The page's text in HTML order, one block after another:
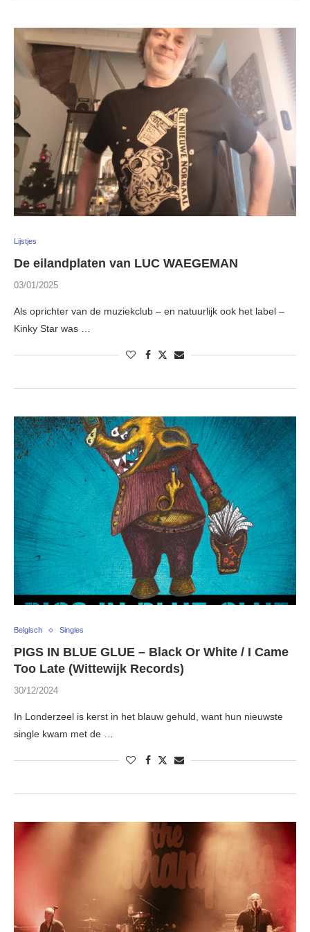
Lijstjes
De eilandplaten van LUC WAEGEMAN
03/01/2025
Als oprichter van de muziekclub – en natuurlijk ook het label –
Kinky Star was …
Belgisch Singles
PIGS IN BLUE GLUE – Black Or White / I Came
Too Late (Wittewijk Records)
30/12/2024
In Londerzeel is kerst in het blauw gehuld, want hun nieuwste
single kwam met de …